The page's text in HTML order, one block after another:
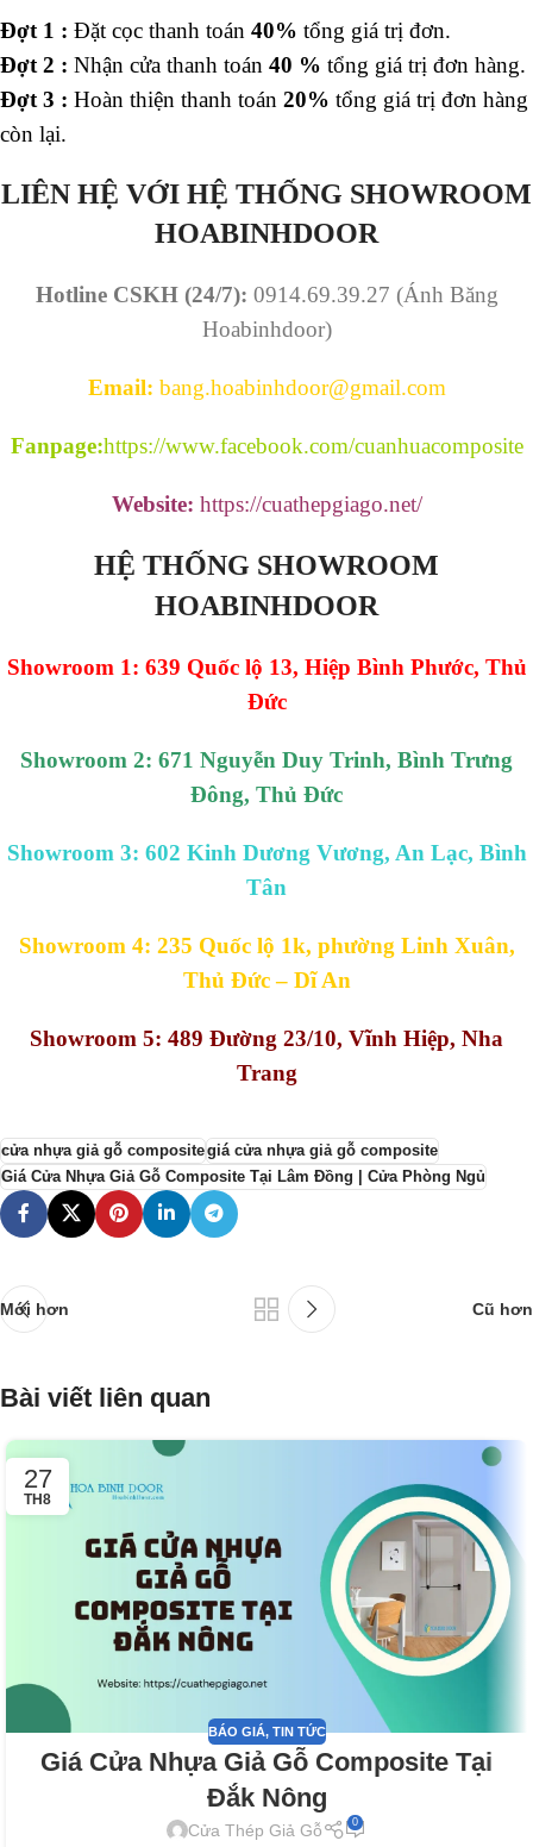
Đợt 1 : Đặt cọc thanh toán 40% tổng giá trị đơn.
Đợt 2 : Nhận cửa thanh toán 40 % tổng giá trị đơn hàng.
Đợt 3 : Hoàn thiện thanh toán 20% tổng giá trị đơn hàng
còn lại.
LIÊN HỆ VỚI HỆ THỐNG SHOWROOM
HOABINHDOOR
Hotline CSKH (24/7): 0914.69.39.27 (Ánh Băng
Hoabinhdoor)
Email: bang.hoabinhdoor@gmail.com
Fanpage:https://www.facebook.com/cuanhuacomposite
Website: https://cuathepgiago.net/
HỆ THỐNG SHOWROOM
HOABINHDOOR
Showroom 1: 639 Quốc lộ 13, Hiệp Bình Phước, Thủ
Đức
Showroom 2: 671 Nguyễn Duy Trinh, Bình Trưng
Đông, Thủ Đức
Showroom 3: 602 Kinh Dương Vương, An Lạc, Bình
Tân
Showroom 4: 235 Quốc lộ 1k, phường Linh Xuân,
Thủ Đức – Dĩ An
Showroom 5: 489 Đường 23/10, Vĩnh Hiệp, Nha
Trang
cửa nhựa giả gỗ compositegiá cửa nhựa giả gỗ composite
Giá Cửa Nhựa Giả Gỗ Composite Tại Lâm Đồng | Cửa Phòng Ngủ
Mới hơn Cũ hơn
Bài viết liên quan
27
TH8
BÁO GIÁ, TIN TỨC
Giá Cửa Nhựa Giả Gỗ Composite Tại
Đắk Nông
Cửa Thép Giả Gỗ 0